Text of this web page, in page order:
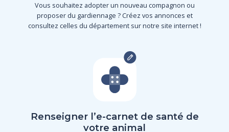
Vous souhaitez adopter un nouveau compagnon ou
proposer du gardiennage ? Créez vos annonces et
consultez celles du département sur notre site internet !
Renseigner l’e-carnet de santé de
votre animal